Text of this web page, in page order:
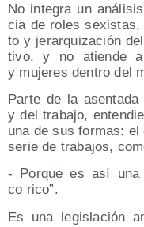
No inte­gra un
cia de roles
to y jerar­qui­za­ción
ti­vo, y no atien­de a
y muje­res den­tro del
Par­te de la
y del tra­ba­jo,
una de sus for­mas:
serie de tra­ba­jos,
- Por­que es así
co rico”.
Es una legis­la­ción